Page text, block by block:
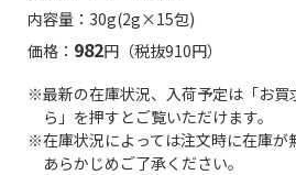
内容量：30g(2g×15包)
価格： 982円（税抜910円）
※最新の在庫状況、入荷予定は「お買
ら」を押すとご覧いただけます。
※在庫状況によっては注文時に在庫が
あらかじめご了承ください。